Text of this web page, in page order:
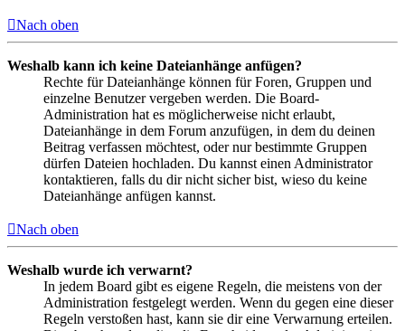
Nach oben
Weshalb kann ich keine Dateianhänge anfügen?
Rechte für Dateianhänge können für Foren, Gruppen und
einzelne Benutzer vergeben werden. Die Board-
Administration hat es möglicherweise nicht erlaubt,
Dateianhänge in dem Forum anzufügen, in dem du deinen
Beitrag verfassen möchtest, oder nur bestimmte Gruppen
dürfen Dateien hochladen. Du kannst einen Administrator
kontaktieren, falls du dir nicht sicher bist, wieso du keine
Dateianhänge anfügen kannst.
Nach oben
Weshalb wurde ich verwarnt?
In jedem Board gibt es eigene Regeln, die meistens von der
Administration festgelegt werden. Wenn du gegen eine dieser
Regeln verstoßen hast, kann sie dir eine Verwarnung erteilen.